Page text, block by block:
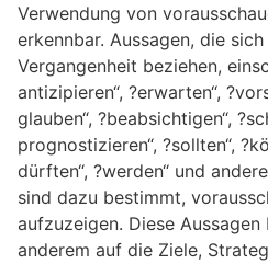
Verwendung von
erkennbar. Aussagen, die
Vergangenheit beziehen,
antizipieren“, ?erwarten“,
glauben“, ?beabsichtigen“,
prognostizieren“, ?sollten“,
dürften“, ?werden“ und
sind dazu bestimmt,
aufzuzeigen. Diese
anderem auf die Ziele,